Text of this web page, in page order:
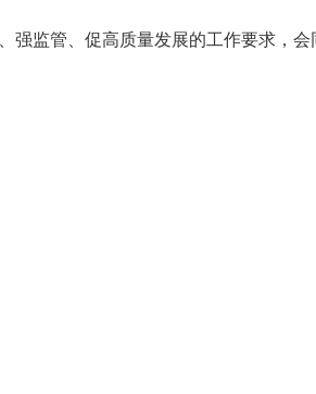
强监管、促高质量发展的工作要求，